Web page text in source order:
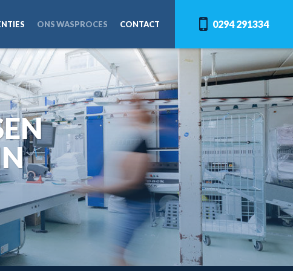
0294 291334
ONS WASPROCES CONTACT